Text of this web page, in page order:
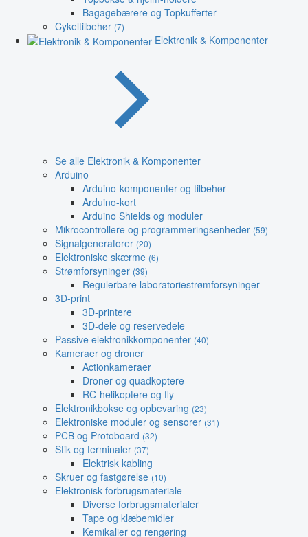
Bagagebærere og Topkufferter
Cykeltilbehør (7)
Elektronik & Komponenter
Se alle Elektronik & Komponenter
Arduino
Arduino-komponenter og tilbehør
Arduino-kort
Arduino Shields og moduler
Mikrocontrollere og programmeringsenheder (59)
Signalgeneratorer (20)
Elektroniske skærme (6)
Strømforsyninger (39)
Regulerbare laboratoriestrømforsyninger
3D-print
3D-printere
3D-dele og reservedele
Passive elektronikkomponenter (40)
Kameraer og droner
Actionkameraer
Droner og quadkoptere
RC-helikoptere og fly
Elektronikbokse og opbevaring (23)
Elektroniske moduler og sensorer (31)
PCB og Protoboard (32)
Stik og terminaler (37)
Elektrisk kabling
Skruer og fastgørelse (10)
Elektronisk forbrugsmateriale
Diverse forbrugsmaterialer
Tape og klæbemidler
Kemikalier og rengøring